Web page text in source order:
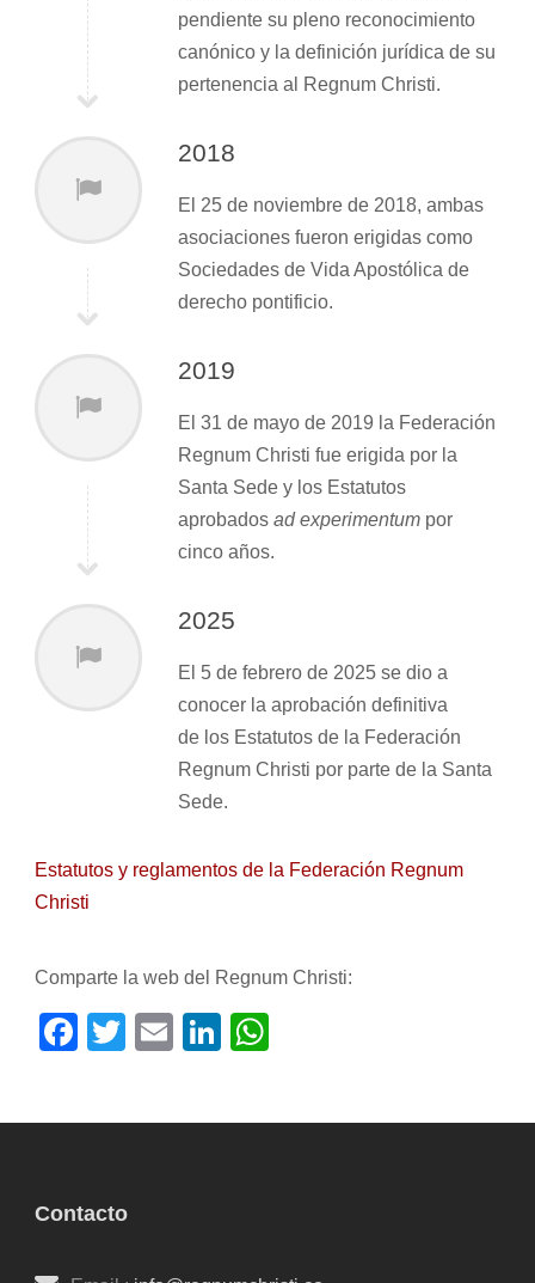
pendiente su pleno reconocimiento
canónico y la definición jurídica de su
pertenencia al Regnum Christi.
2018
El 25 de noviembre de 2018, ambas
asociaciones fueron erigidas como
Sociedades de Vida Apostólica de
derecho pontificio.
2019
El 31 de mayo de 2019 la Federación
Regnum Christi fue erigida por la
Santa Sede y los Estatutos
aprobados ad experimentum por
cinco años.
2025
El 5 de febrero de 2025 se dio a
conocer la aprobación definitiva
de los Estatutos de la Federación
Regnum Christi por parte de la Santa
Sede.
Estatutos y reglamentos de la Federación Regnum
Christi
Comparte la web del Regnum Christi:
Facebook
Twitter
EmailLinkedIn
Contacto